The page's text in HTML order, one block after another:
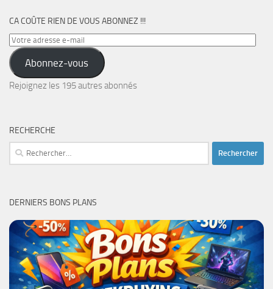
CA COÛTE RIEN DE VOUS ABONNEZ !!!
Votre
adresse
e-
mail
Abonnez-vous
Rejoignez les 195 autres abonnés
RECHERCHE
Rechercher :
DERNIERS BONS PLANS